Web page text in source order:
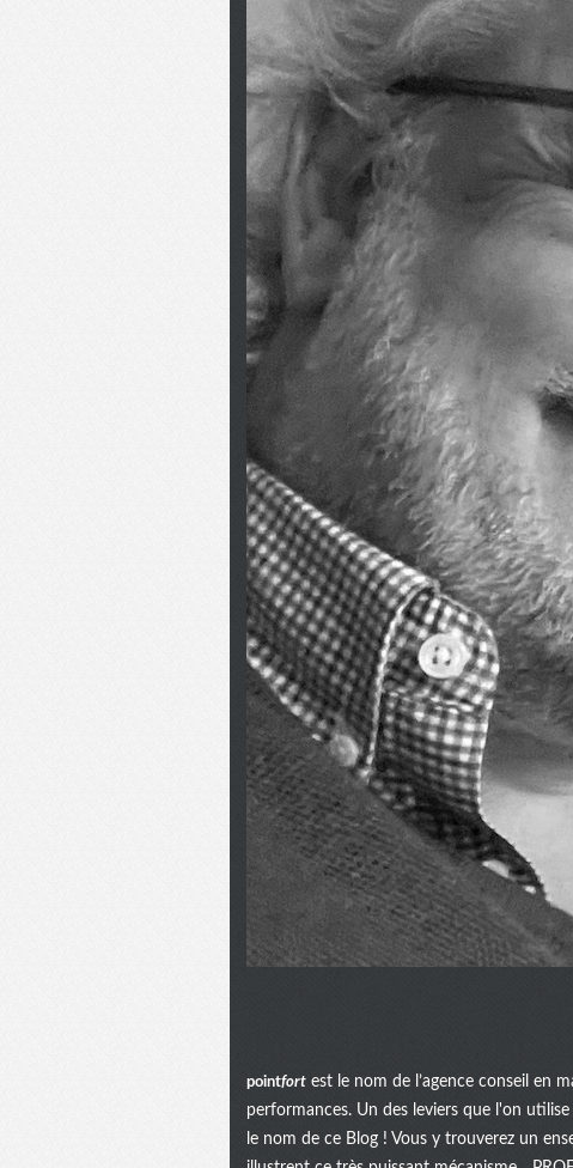
pointfort est le nom de l’agence conseil en
performances. Un des leviers que l'on
le nom de ce Blog ! Vous y trouverez un